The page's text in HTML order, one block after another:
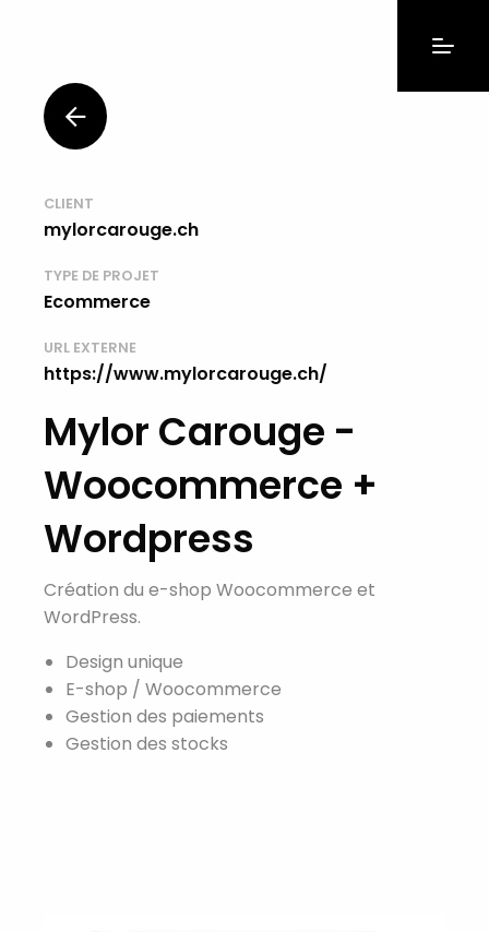
CLIENT
mylorcarouge.ch
TYPE DE PROJET
Ecommerce
URL EXTERNE
https://www.mylorcarouge.ch/
Mylor Carouge -
Woocommerce +
Wordpress
Création du e-shop Woocommerce et
WordPress.
Design unique
E-shop / Woocommerce
Gestion des paiements
Gestion des stocks